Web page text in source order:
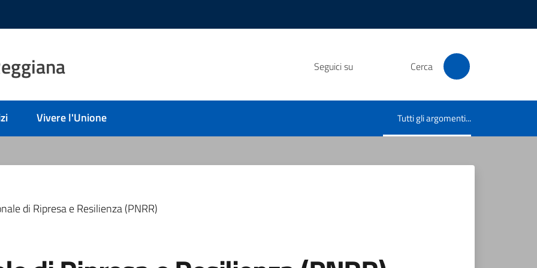
Seguici su Cerca
Vivere l'Unione Tutti gli argomenti...
Menu selezionato
di Ripresa e Resilienza (PNRR)